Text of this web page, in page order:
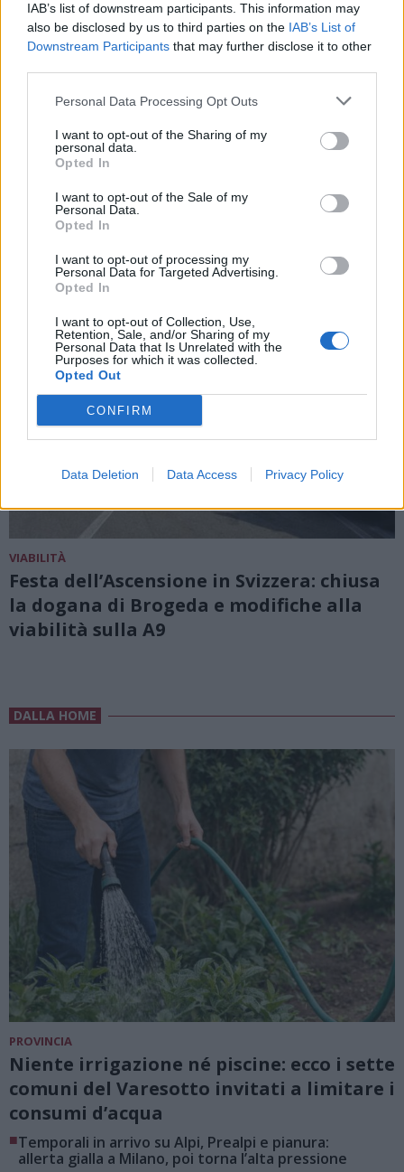
IAB’s list of downstream participants. This information may
also be disclosed by us to third parties on the IAB’s List of
Downstream Participants that may further disclose it to other
Personal Data Processing Opt Outs
I want to opt-out of the Sharing of my
personal data.
Opted In
I want to opt-out of the Sale of my
Personal Data.
Opted In
I want to opt-out of processing my
Personal Data for Targeted Advertising.
Opted In
I want to opt-out of Collection, Use,
Retention, Sale, and/or Sharing of my
Personal Data that Is Unrelated with the
Purposes for which it was collected.
Opted Out
CONFIRM
Data Deletion Data Access Privacy Policy
Assalto a Fino Mornasco nella notte:
bancomat fatto saltare con una carica
esplosiva
VIABILITÀ
Festa dell’Ascensione in Svizzera: chiusa
la dogana di Brogeda e modifiche alla
viabilità sulla A9
DALLA HOME
PROVINCIA
Niente irrigazione né piscine: ecco i sette
comuni del Varesotto invitati a limitare i
consumi d’acqua
■Temporali in arrivo su Alpi, Prealpi e pianura:
allerta gialla a Milano, poi torna l’alta pressione